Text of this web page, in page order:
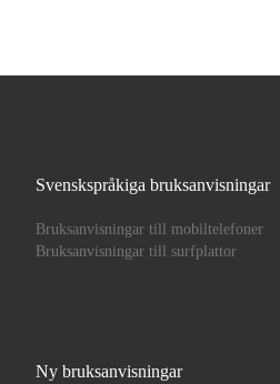
Svenskspråkiga bruksanvisningar
Bruksanvisningar till mobiltelefoner
Bruksanvisningar till surfplattor
Ny bruksanvisningar